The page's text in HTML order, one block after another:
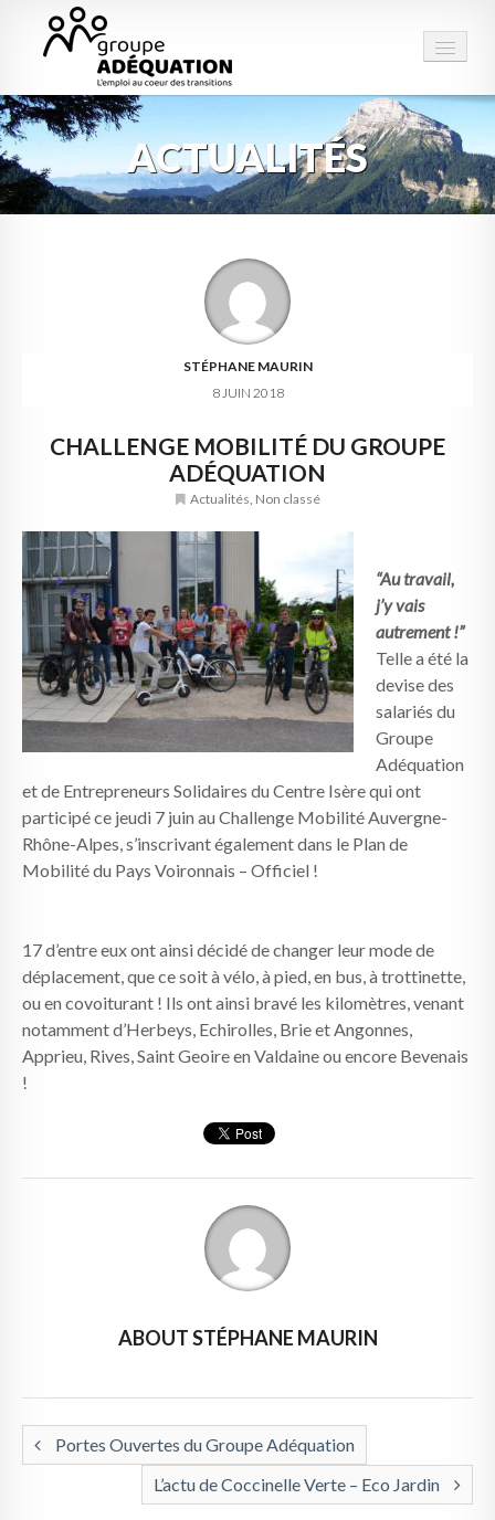
LE GROUPE
STRUCTURES
ACTUALITÉS
STÉPHANE MAURIN
8 JUIN 2018
CHALLENGE MOBILITÉ DU GROUPE
ADÉQUATION
Actualités Non classé
“Au travail,
j’y vais
autrement !”
Telle a été la
devise des
salariés du
Groupe
Adéquation
et de Entrepreneurs Solidaires du Centre Isère qui ont
participé ce jeudi 7 juin au Challenge Mobilité Auvergne-
Rhône-Alpes, s’inscrivant également dans le Plan de
Mobilité du Pays Voironnais – Officiel !
17 d’entre eux ont ainsi décidé de changer leur mode de
déplacement, que ce soit à vélo, à pied, en bus, à trottinette,
ou en covoiturant ! Ils ont ainsi bravé les kilomètres, venant
notamment d’Herbeys, Echirolles, Brie et Angonnes,
Apprieu, Rives, Saint Geoire en Valdaine ou encore Bevenais
!
ABOUT STÉPHANE MAURIN
Portes Ouvertes du Groupe Adéquation
L’actu de Coccinelle Verte – Eco Jardin